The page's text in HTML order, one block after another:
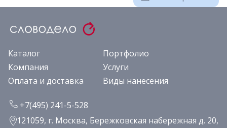
Каталог
Портфолио
Компания
Услуги
Оплата и доставка
Виды нанесения
+7(495) 241-5-528
121059, г. Москва, Бережковская набережная д. 20,